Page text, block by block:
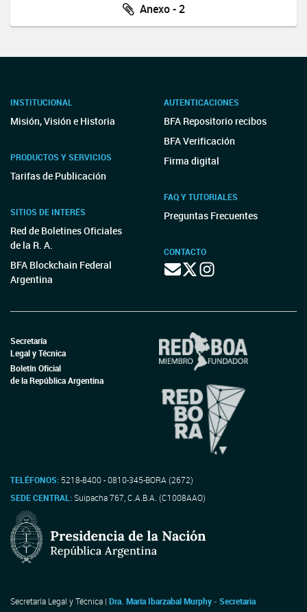
Anexo - 2
INSTITUCIONAL
Misión, Visión e Historia
PRODUCTOS Y SERVICIOS
Tarifas de Publicación
SITIOS DE INTERÉS
Red de Boletines Oficiales
de la R. A.
BFA Blockchain Federal
Argentina
AUTENTICACIONES
BFA Repositorio recibos
BFA Verificación
Firma digital
FAQ Y TUTORIALES
Preguntas Frecuentes
CONTACTO
Secretaría
Legal y Técnica
Boletín Oficial
de la República Argentina
TELÉFONOS: 5218-8400 - 0810-345-BORA (2672)
SEDE CENTRAL:Suipacha 767, C.A.B.A. (C1008AAO)
Secretaría Legal y Técnica | Dra. María Ibarzabal Murphy - Secretaria